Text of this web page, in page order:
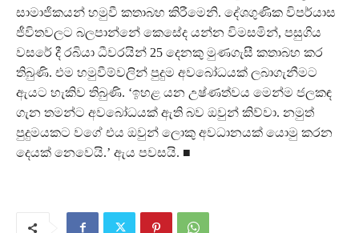
සාමාජිකයන් හමුවී කතාබහ කිරීමෙනි. දේශගුණික විපර්යාස
ජීවිතවලට බලපාන්නේ කෙසේද යන්න විමසමින්, පසුගිය
වසරේ දී රබියා ධීවරයින් 25 දෙනකු මුණගැසී කතාබහ කර
තිබුණි. එම හමුවීම්වලින් පුදුම අවබෝධයක් ලබාගැනීමට
ඇයට හැකිව තිබුණි. ‘ඉහළ යන උෂ්ණත්වය මෙන්ම ජලකඳ
ගැන තමන්ට අවබෝධයක් ඇති බව ඔවුන් කිව්වා. නමුත්
පුදුමයකට වගේ එය ඔවුන් ලොකු අවධානයක් යොමු කරන
දෙයක් නෙවෙයි.’ ඇය පවසයි. ■